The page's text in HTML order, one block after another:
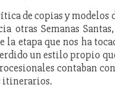
de copias y modelos
otras Semanas
la etapa que nos ha
un estilo propio
contaban
itinerarios.